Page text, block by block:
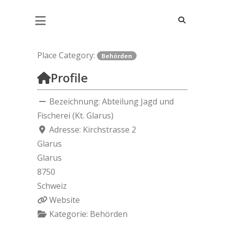
GLARUS)
Place Category: Behörden
Profile
Bezeichnung: Abteilung Jagd und
Fischerei (Kt. Glarus)
Adresse: Kirchstrasse 2
Glarus
Glarus
8750
Schweiz
Website
Kategorie: Behörden